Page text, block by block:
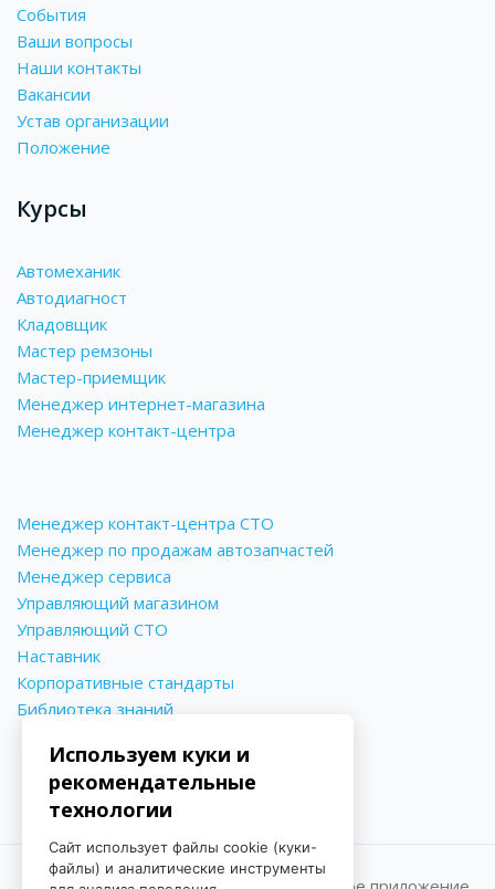
События
Ваши вопросы
Наши контакты
Вакансии
Устав организации
Положение
Курсы
Автомеханик
Автодиагност
Кладовщик
Мастер ремзоны
Мастер-приемщик
Менеджер интернет-магазина
Менеджер контакт-центра
Менеджер контакт-центра СТО
Менеджер по продажам автозапчастей
Менеджер сервиса
Управляющий магазином
Управляющий СТО
Наставник
Корпоративные стандарты
Библиотека знаний
Используем куки и
рекомендательные
технологии
Сайт использует файлы cookie (куки-
файлы) и аналитические инструменты